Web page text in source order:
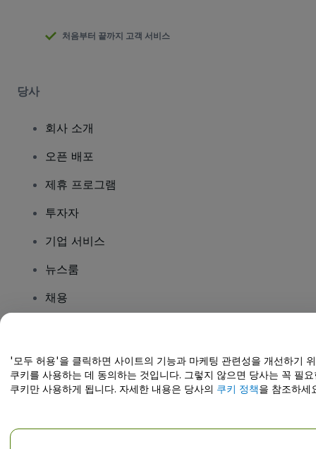
처음부터 끝까지 고객 서비스
당사
회사 소개
오픈 배포
제휴 프로그램
투자자
기업 서비스
뉴스룸
채용
도움말 센터 / 문의하기
'모두 허용'을 클릭하면 사이트의 기능과 마케팅 관련성을 개선하기
쿠키를 사용하는 데 동의하는 것입니다. 그렇지 않으면 당사는 꼭 필요
쿠키만 사용하게 됩니다. 자세한 내용은 당사의 쿠키 정책을 참조하세